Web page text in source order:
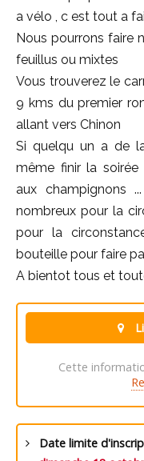
a vélo , c est tout a
Nous pourrons faire
feuillus ou mixtes
Vous trouverez le
9 kms du premier
allant vers Chinon
Si quelqu un a de
même finir la
aux
nombreux pour la
pour la
bouteille pour faire
A bientot tous et
Cette
Date limite